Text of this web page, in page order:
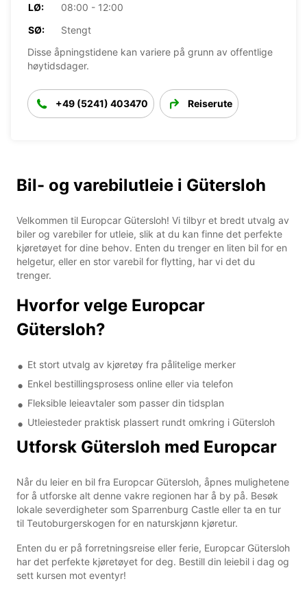
LØ:
08:00 - 12:00
SØ:
Stengt
Disse åpningstidene kan variere på grunn av offentlige
høytidsdager.
+49 (5241) 403470 Reiserute
Bil- og varebilutleie i Gütersloh
Velkommen til Europcar Gütersloh! Vi tilbyr et bredt utvalg av
biler og varebiler for utleie, slik at du kan finne det perfekte
kjøretøyet for dine behov. Enten du trenger en liten bil for en
helgetur, eller en stor varebil for flytting, har vi det du
trenger.
Hvorfor velge Europcar
Gütersloh?
Et stort utvalg av kjøretøy fra pålitelige merker
Enkel bestillingsprosess online eller via telefon
Fleksible leieavtaler som passer din tidsplan
Utleiesteder praktisk plassert rundt omkring i Gütersloh
Utforsk Gütersloh med Europcar
Når du leier en bil fra Europcar Gütersloh, åpnes mulighetene
for å utforske alt denne vakre regionen har å by på. Besøk
lokale severdigheter som Sparrenburg Castle eller ta en tur
til Teutoburgerskogen for en naturskjønn kjøretur.
Enten du er på forretningsreise eller ferie, Europcar Gütersloh
har det perfekte kjøretøyet for deg. Bestill din leiebil i dag og
sett kursen mot eventyr!